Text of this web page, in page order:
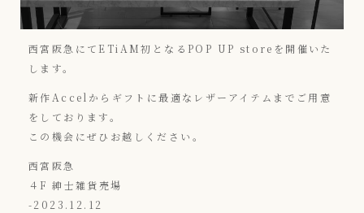
西宮阪急にてETiAM初となるPOP UP storeを開催いた
します。
新作Accelからギフトに最適なレザーアイテムまでご用意
をしております。
この機会にぜひお越しください。
西宮阪急
４F 紳士雑貨売場
-2023.12.12